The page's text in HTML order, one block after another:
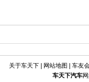
关于车天下| 网站地图
车友
车天下汽车